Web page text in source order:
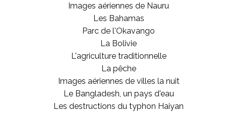
Images aériennes de Nauru
Les Bahamas
Parc de l'Okavango
La Bolivie
L'agriculture traditionnelle
La pêche
Images aériennes de villes la nuit
Le Bangladesh, un pays d'eau
Les destructions du typhon Haiyan